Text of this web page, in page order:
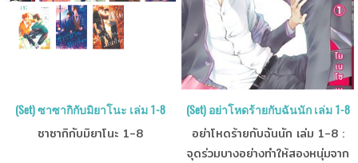
(Set) ซาซากิกับมิยาโนะ เล่ม 1-8
ซาซากิกับมิยาโนะ 1-8
(Set) อย่าโหดร้ายกับฉันนัก เล่ม 1-8
อย่าโหดร้ายกับฉันนัก เล่ม 1-8 :
จุดร่วมบางอย่างทำให้สองหนุ่มจาก